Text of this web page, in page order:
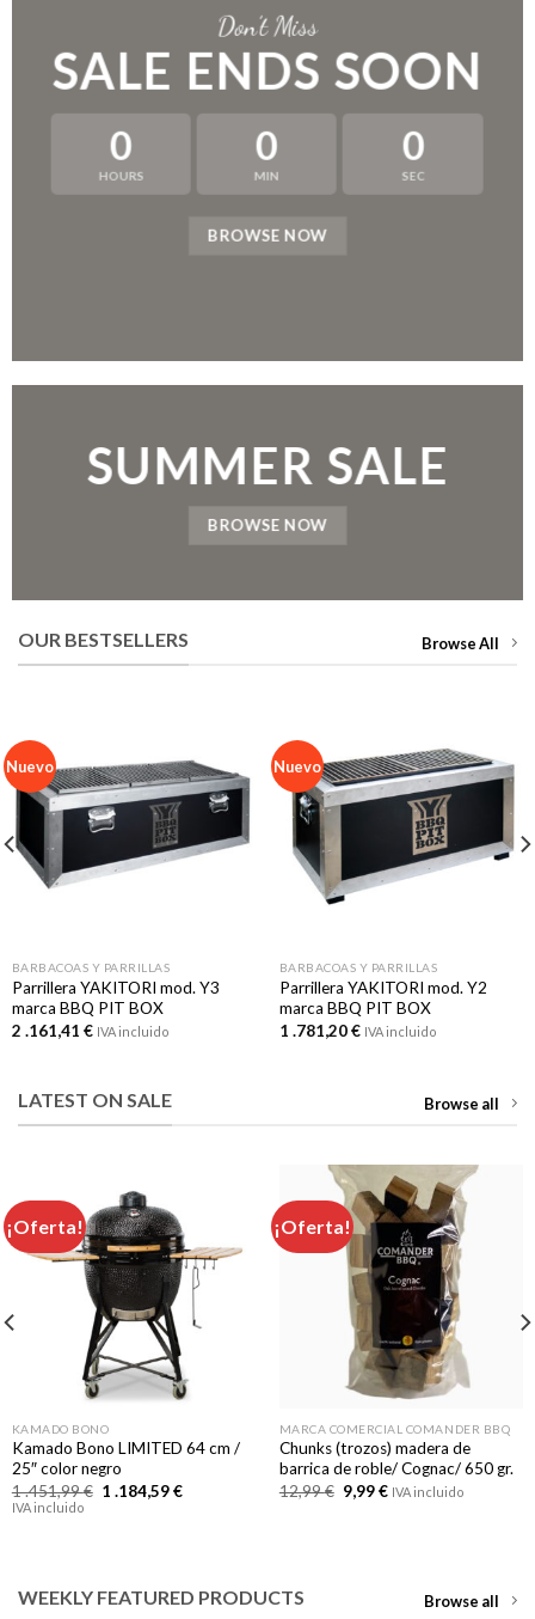
Don’t Miss
SALE ENDS SOON
0
HOURS
0
MIN
0
SEC
BROWSE NOW
SUMMER SALE
BROWSE NOW
OUR BESTSELLERS Browse All
Nuevo
BARBACOAS Y PARRILLAS
Parrillera YAKITORI mod. Y3
marca BBQ PIT BOX
2 .161,41 € IVA incluido
Nuevo
BARBACOAS Y PARRILLAS
Parrillera YAKITORI mod. Y2
marca BBQ PIT BOX
1 .781,20€ IVA incluido
LATEST ON SALE Browse all
¡Oferta!
KAMADO BONO
Kamado Bono LIMITED 64 cm /
25″ color negro
1 .451,99€ El
1 .184,59€El
IVA incluido
¡Oferta!
MARCA COMERCIAL COMANDER BBQ
Chunks (trozos) madera de
barrica de roble/ Cognac/ 650 gr.
12,99€ El
precio
9,99€ElIVA incluido
WEEKLY FEATURED PRODUCTS Browse all